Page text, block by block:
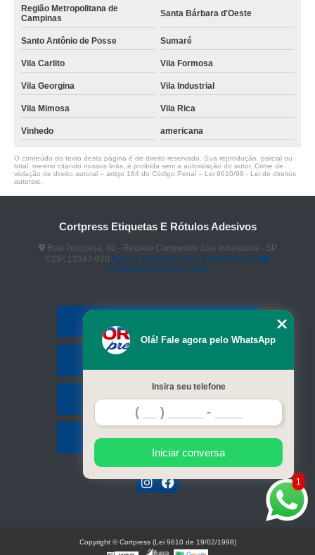
Região Metropolitana de
Campinas
Santa Bárbara d'Oeste
Santo Antônio de Posse Sumaré
Vila Carlito Vila Formosa
Vila Georgina Vila Industrial
Vila Mimosa Vila Rica
Vinhedo americana
O conteúdo do texto desta página é de direito reservado. Sua reprodução, parcial ou
total, mesmo citando nossos links, é proibida sem a autorização do autor. Crime de
violação de direito autoral – artigo 184 do Código Penal – Lei 9610/98 - Lei de direitos
autorais
Cortpress Etiquetas E Rótulos Adesivos
Rua Turquesa, 60 - Recreio Campestre Jóia Indaiatuba - SP
CEP: 13347-070
(19) 3935-3327
(19) 99899-9754
comercial@cortpress.com
Contato
Mapa do site
1
Olá! Fale agora pelo WhatsApp
Insira seu telefone
Iniciar conversa
Copyright © Cortpress (Lei 9610 de 19/02/1998)